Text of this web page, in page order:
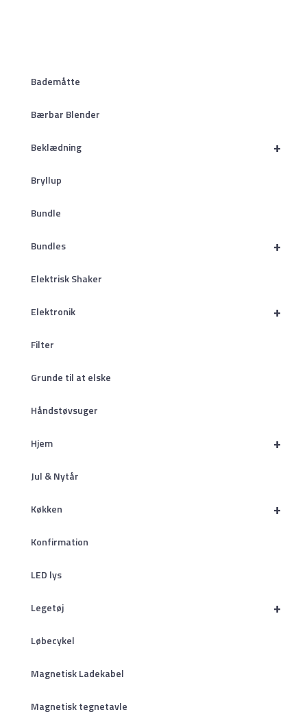
Bademåtte
Bærbar Blender
+
Beklædning
Bryllup
Bundle
+
Bundles
Elektrisk Shaker
+
Elektronik
Filter
Grunde til at elske
Håndstøvsuger
+
Hjem
Jul & Nytår
+
Køkken
Konfirmation
LED lys
+
Legetøj
Løbecykel
Magnetisk Ladekabel
Magnetisk tegnetavle